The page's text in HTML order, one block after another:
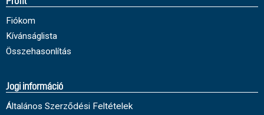
Fiókom
Kívánságlista
Összehasonlítás
Jogi információ
Általános Szerződési Feltételek